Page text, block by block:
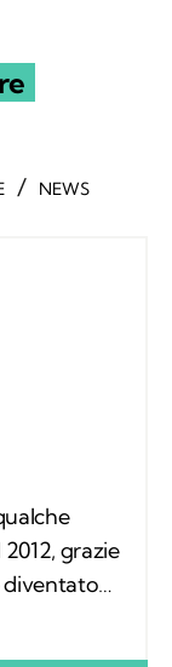
/ NEWS
grazie
diventato
la